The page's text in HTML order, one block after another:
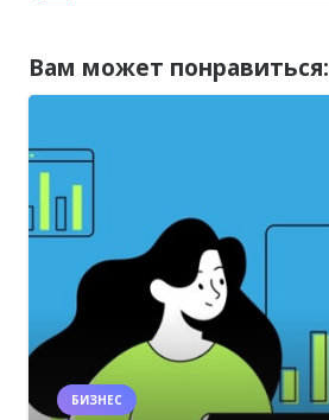
Вам может понравиться:
БИЗНЕС